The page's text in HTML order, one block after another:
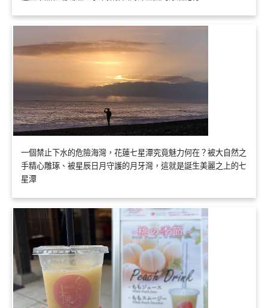
一個禁止下水的危險海灣，花蓮七星潭究竟魅力何在？被大自然之
手精心雕琢、被星辰日月守護的月牙灣，這就是誕生美麗之上的七
星潭